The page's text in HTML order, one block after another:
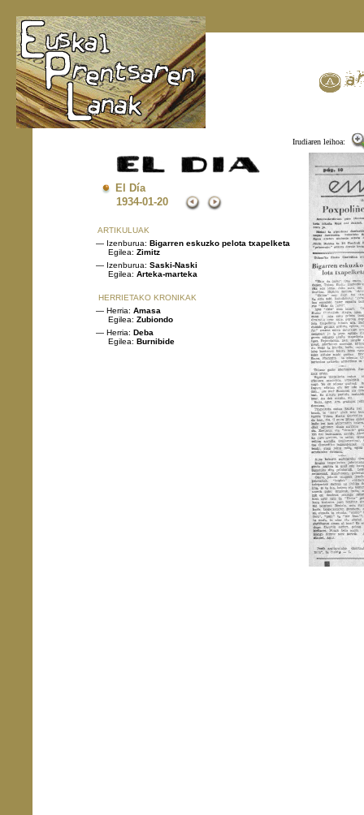
Irudiaren leihoa:
El Día
1934-01-20
ARTIKULUAK
— Izenburua: Bigarren eskuzko pelota txapelketa
Egilea: Zimitz
— Izenburua: Saski-Naski
Egilea: Arteka-marteka
HERRIETAKO KRONIKAK
— Herria: Amasa
Egilea: Zubiondo
— Herria: Deba
Egilea: Burnibide